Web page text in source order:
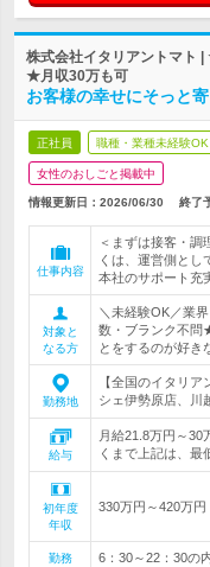
株式会社イタリアントマト
★月収30万も可
お客様の幸せにそっと
正社員 職種・業種未経験OK
女性のおしごと掲載中
情報更新日：2026/06/30 終了
仕事内容
＜まずは接客・調
くは、運営側と
本社のサポート充
対象と
なる方
＼未経験OK／業
数・ブランク不問
とをするのが好
勤務地
【全国のイタリ
シェ伊勢原店、川
給与
月給21.8万円～
くまで上記は、最
初年度
年収
330万円～420万円
勤務
6：30～22：30の